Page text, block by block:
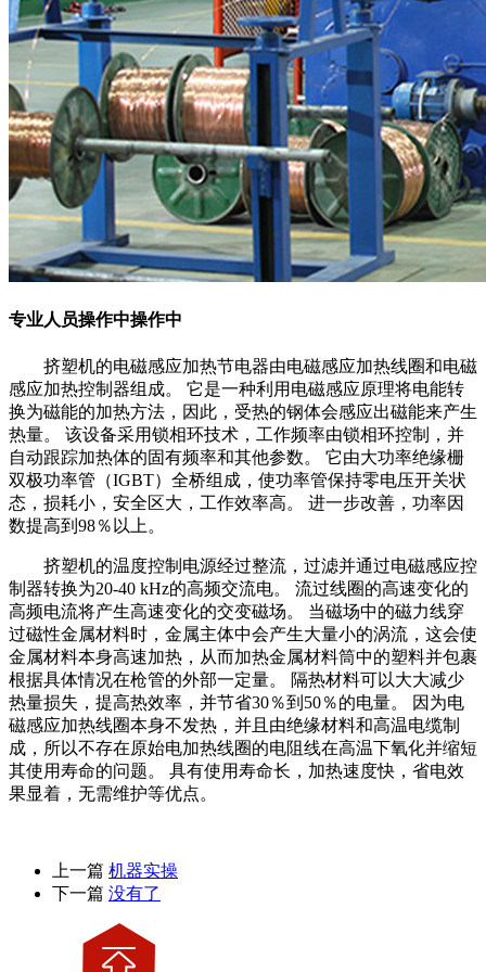
专业人员操作中操作中
挤塑机的电磁感应加热节电器由电磁感应加热线圈和电磁
感应加热控制器组成。 它是一种利用电磁感应原理将电能转
换为磁能的加热方法，因此，受热的钢体会感应出磁能来产生
热量。 该设备采用锁相环技术，工作频率由锁相环控制，并
自动跟踪加热体的固有频率和其他参数。 它由大功率绝缘栅
双极功率管（IGBT）全桥组成，使功率管保持零电压开关状
态，损耗小，安全区大，工作效率高。 进一步改善，功率因
数提高到98％以上。
挤塑机的温度控制电源经过整流，过滤并通过电磁感应控
制器转换为20-40 kHz的高频交流电。 流过线圈的高速变化的
高频电流将产生高速变化的交变磁场。 当磁场中的磁力线穿
过磁性金属材料时，金属主体中会产生大量小的涡流，这会使
金属材料本身高速加热，从而加热金属材料筒中的塑料并包裹
根据具体情况在枪管的外部一定量。 隔热材料可以大大减少
热量损失，提高热效率，并节省30％到50％的电量。 因为电
磁感应加热线圈本身不发热，并且由绝缘材料和高温电缆制
成，所以不存在原始电加热线圈的电阻线在高温下氧化并缩短
其使用寿命的问题。 具有使用寿命长，加热速度快，省电效
果显着，无需维护等优点。
上一篇 机器实操
下一篇 没有了